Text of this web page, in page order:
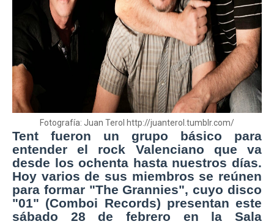
Fotografía: Juan Terol http://juanterol.tumblr.com/
Tent fueron un grupo básico para
entender el rock Valenciano que va
desde los ochenta hasta nuestros días.
Hoy varios de sus miembros se reúnen
para formar "The Grannies", cuyo disco
"01" (Comboi Records) presentan este
sábado 28 de febrero en la Sala